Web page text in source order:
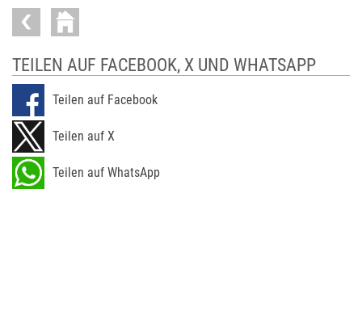
TEILEN AUF FACEBOOK, X UND WHATSAPP
Teilen auf Facebook
Teilen auf X
Teilen auf WhatsApp